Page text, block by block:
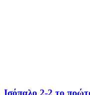
Ισόπαλο 2-2 το